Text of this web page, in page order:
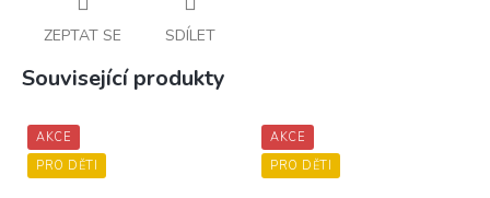
ZEPTAT SE SDÍLET
Související produkty
AKCE
PRO DĚTI
AKCE
PRO DĚTI